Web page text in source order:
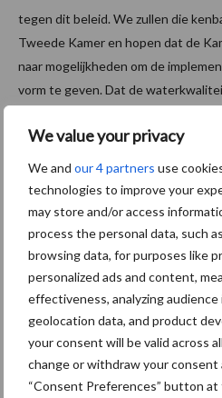
We value your privacy
We and our 4 partners use
technologies to improve your
may store and/or access
process the personal data, such
browsing data, for purposes like
personalized ads and content,
effectiveness, analyzing
geolocation data, and product
your consent will be valid across
change or withdraw your
“Consent Preferences” button
tegen dit beleid. We zullen die
Tweede Kamer en hopen dat de
naar mogelijkheden om de
vorm te geven. Dat de
beleid dat boeren ook stimuleert
Leeshierde inhoudelijke analyse
Bron: LTO Nederland
Aanbevolen voor
grillig:
geopolitiek
in de greep